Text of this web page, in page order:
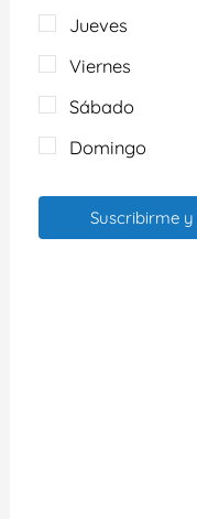
Jueves
Viernes
Sábado
Domingo
Suscribirme